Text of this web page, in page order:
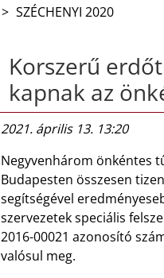
> SZÉCHENYI 2020
Korszerű
kapnak az
2021. április 13. 13:20
Negyvenhárom önkéntes
Budapesten összesen
segítségével
szervezetek speciális
2016-00021 azonosító
valósul meg.